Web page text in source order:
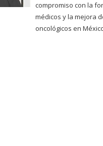
compromiso con la
médicos y la mejora
oncológicos en